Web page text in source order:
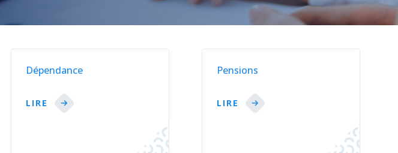
Dépendance
LIRE
Pensions
LIRE